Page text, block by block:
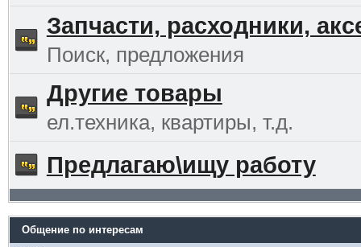
Запчасти, расходники,
Поиск, предложения
Другие товары
ел.техника, квартиры, т.д.
Предлагаю\ищу работу
Общение по интересам